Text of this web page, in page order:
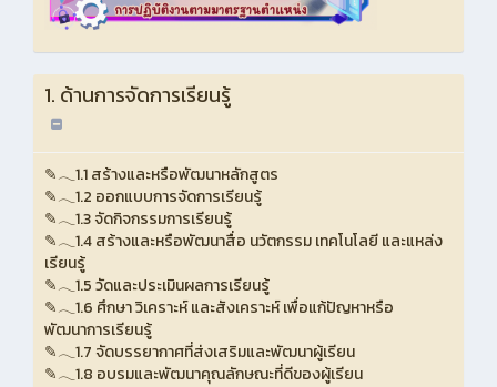
1. ด้านการจัดการเรียนรู้
✎𓂃1.1 สร้างและหรือพัฒนาหลักสูตร
✎𓂃1.2 ออกแบบการจัดการเรียนรู้
✎𓂃1.3 จัดกิจกรรมการเรียนรู้
✎𓂃1.4 สร้างและหรือพัฒนาสื่อ นวัตกรรม เทคโนโลยี และแหล่ง
เรียนรู้
✎𓂃1.5 วัดและประเมินผลการเรียนรู้
✎𓂃1.6 ศึกษา วิเคราะห์ และสังเคราะห์ เพื่อแก้ปัญหาหรือ
พัฒนาการเรียนรู้
✎𓂃1.7 จัดบรรยากาศที่ส่งเสริมและพัฒนาผู้เรียน
✎𓂃1.8 อบรมและพัฒนาคุณลักษณะที่ดีของผู้เรียน